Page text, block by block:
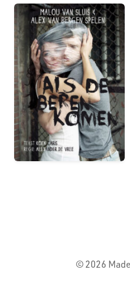
© 2026